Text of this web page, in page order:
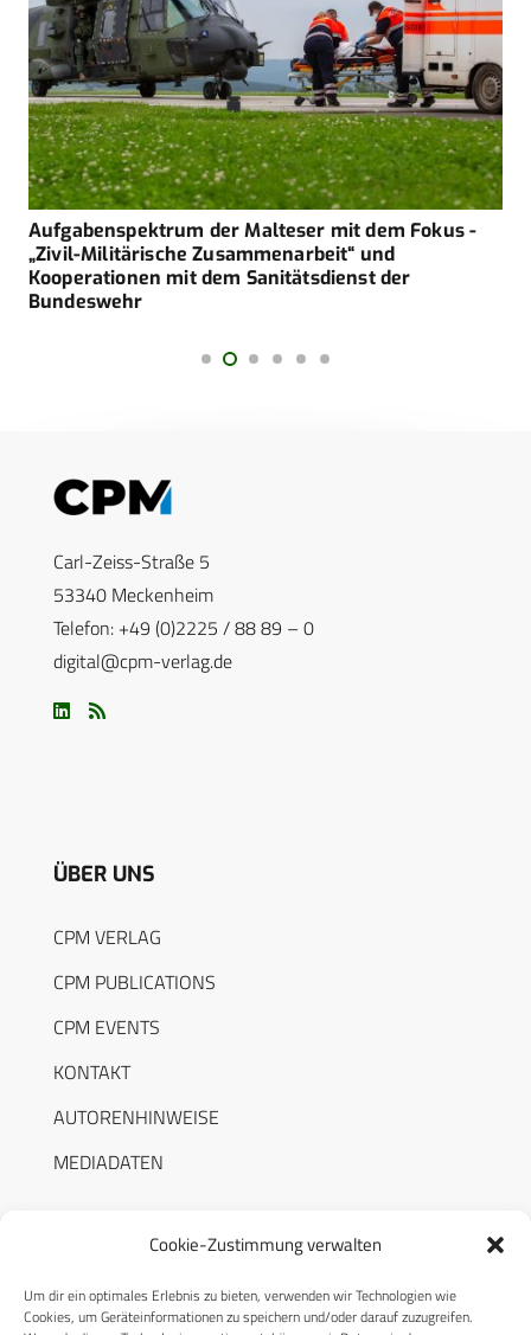
Cookie-Zustimmung verwalten
Um dir ein optimales Erlebnis zu bieten, verwenden wir Technologien wie
Cookies, um Geräteinformationen zu speichern und/oder darauf zuzugreifen.
Aufgabenspektrum der Malteser mit dem Fokus ­
„Zivil-Militärische Zusammenarbeit“ und
Kooperationen mit dem Sanitätsdienst der
Bundeswehr
Carl-Zeiss-Straße 5
53340 Meckenheim
Telefon: +49 (0)2225 / 88 89 – 0
digital@cpm-verlag.de
ÜBER UNS
CPM VERLAG
CPM PUBLICATIONS
CPM EVENTS
KONTAKT
AUTORENHINWEISE
MEDIADATEN
RECHTLICHES